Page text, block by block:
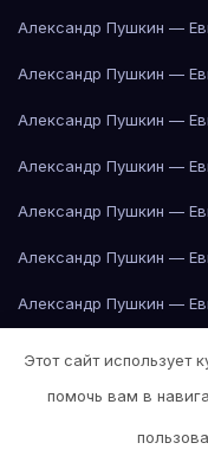
Александр Пушкин —
Александр Пушкин —
Александр Пушкин —
Александр Пушкин —
Александр Пушкин —
Александр Пушкин —
Александр Пушкин —
Александр Пушкин —
Александр Пушкин —
Этот сайт использует
помочь вам в